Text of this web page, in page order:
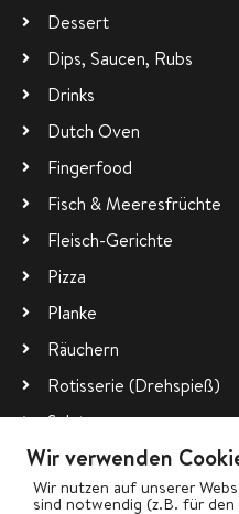
Dessert
Dips, Saucen, Rubs
Drinks
Dutch Oven
Fingerfood
Fisch & Meeresfrüchte
Fleisch-Gerichte
Pizza
Planke
Räuchern
Rotisserie (Drehspieß)
Salate
Vegetarisch
Wok
Wir verwenden
Wir nutzen auf unserer
sind notwendig (z.B. für